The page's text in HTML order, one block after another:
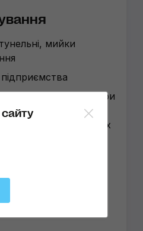
мийки
полірувальні бокси при
бокси при
АТП, яхт-клубах